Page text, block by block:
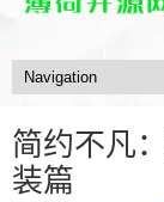
简约不凡
装篇